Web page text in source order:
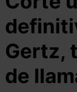
Gertz,
de